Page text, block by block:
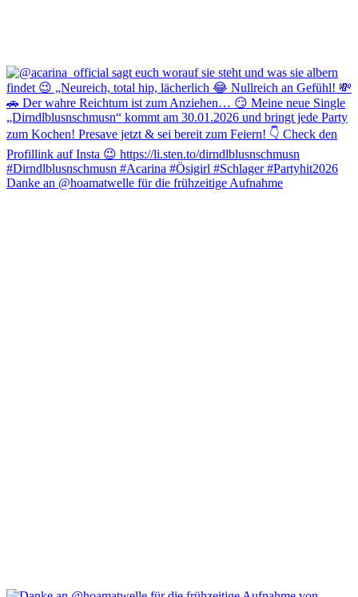
Danke an @hoamatwelle für die frühzeitige Aufnahme